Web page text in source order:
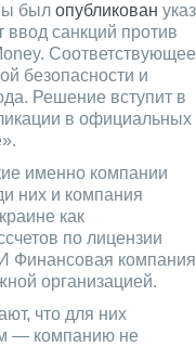
был опубликован указ
санкций против
Соответствующее
безопасности и
Решение вступит в
в официальных
именно компании
них и компания
как
по лицензии
Финансовая компания
организацией.
что для них
— компанию не